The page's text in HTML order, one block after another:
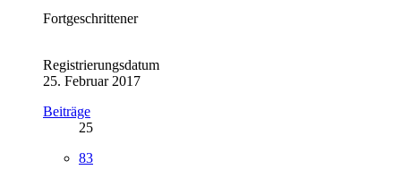
Fortgeschrittener
Registrierungsdatum
25. Februar 2017
Beiträge
25
83